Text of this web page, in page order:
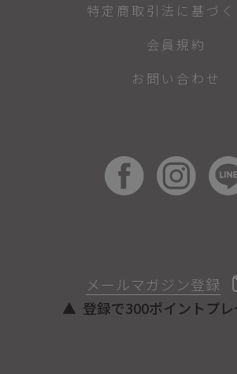
メールマガジン登録
登録で300ポイントプレ
特定商取引法に基づ
会員規約
お問い合わせ